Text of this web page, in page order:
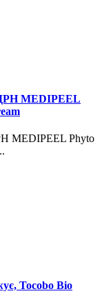
MEDIPEEL
MEDIPEEL Phyto
Tocobo Bio